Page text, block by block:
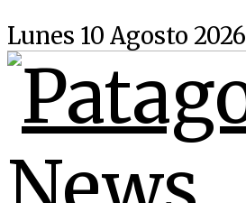
Lunes 10 Agosto 2026